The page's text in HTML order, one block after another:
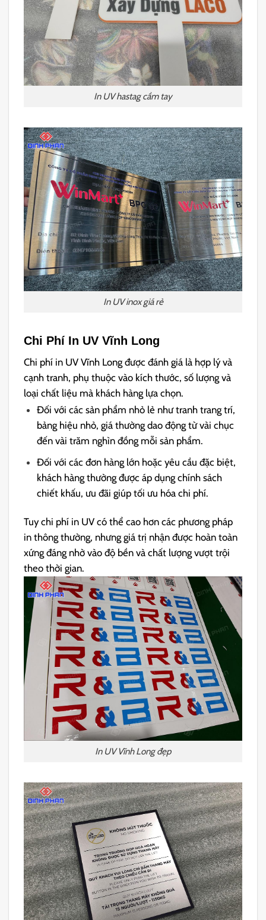
In UV hastag cầm tay
In UV inox giá rẻ
Chi Phí In UV Vĩnh Long
Chi phí in UV Vĩnh Long được đánh giá là hợp lý và
cạnh tranh, phụ thuộc vào kích thước, số lượng và
loại chất liệu mà khách hàng lựa chọn.
Đối với các sản phẩm nhỏ lẻ như tranh trang trí,
bảng hiệu nhỏ, giá thường dao động từ vài chục
đến vài trăm nghìn đồng mỗi sản phẩm.
Đối với các đơn hàng lớn hoặc yêu cầu đặc biệt,
khách hàng thường được áp dụng chính sách
chiết khấu, ưu đãi giúp tối ưu hóa chi phí.
Tuy chi phí in UV có thể cao hơn các phương pháp
in thông thường, nhưng giá trị nhận được hoàn toàn
xứng đáng nhờ vào độ bền và chất lượng vượt trội
theo thời gian.
In UV Vĩnh Long đẹp